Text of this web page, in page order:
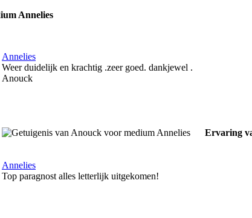
Annelies
Annelies
Weer duidelijk en krachtig .zeer goed. dankjewel .
Anouck
Ervaring
Annelies
Top paragnost alles letterlijk uitgekomen!